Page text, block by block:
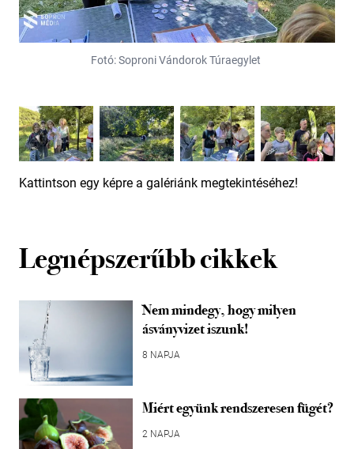
Fotó: Soproni Vándorok Túraegylet
Kattintson egy képre a galériánk megtekintéséhez!
Legnépszerűbb cikkek
Nem mindegy, hogy milyen
ásványvizet iszunk!
8 NAPJA
Miért együnk rendszeresen fügét?
2 NAPJA